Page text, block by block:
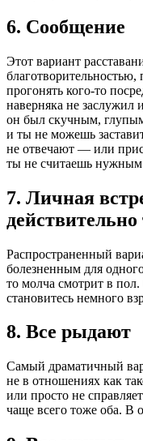
6. Сообщение
Этот вариант
благотворительностью,
прогонять кого-то
наверняка не заслужил
он был скучным,
и ты не можешь
не отвечают — или
ты не считаешь нужным
7. Личная
действительно
Распространенный
болезненным для
то молча смотрит в
становитесь немного
8. Все рыдают
Самый драматичный
не в отношениях как
или просто не
чаще всего тоже оба. В